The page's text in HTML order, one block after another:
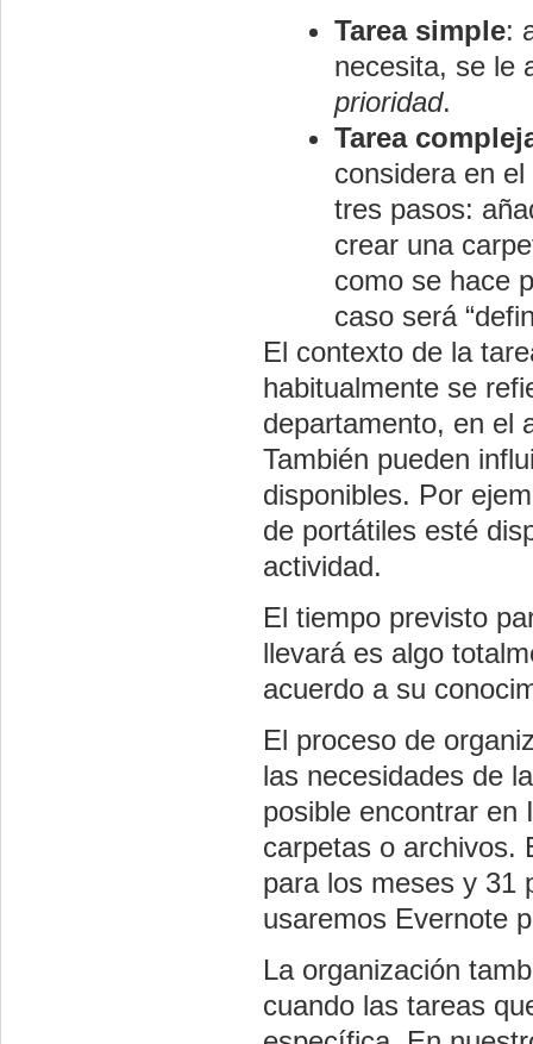
Tarea simple:
necesita, se le
prioridad.
Tarea
considera en
tres pasos:
crear una
como se hace
caso será
El contexto de la
habitualmente se
departamento, en el
También pueden
disponibles. Por
de portátiles esté
actividad.
El tiempo previsto
llevará es algo
acuerdo a su
El proceso de
las necesidades de
posible encontrar en
carpetas o archivos.
para los meses y 31
usaremos Evernote
La organización
cuando las tareas